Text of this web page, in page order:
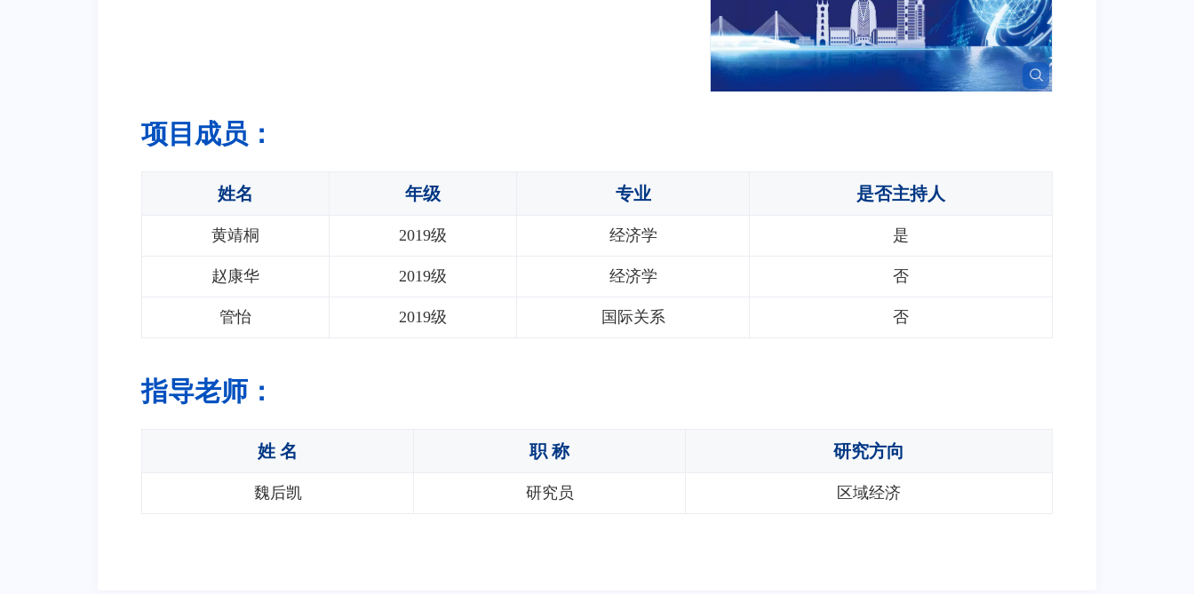
项目成员：
姓名 年级 专业 是否主持人
黄靖桐 2019级 经济学 是
赵康华 2019级 经济学 否
管怡 2019级 国际关系 否
指导老师：
姓 名 职 称 研究方向
魏后凯 研究员 区域经济